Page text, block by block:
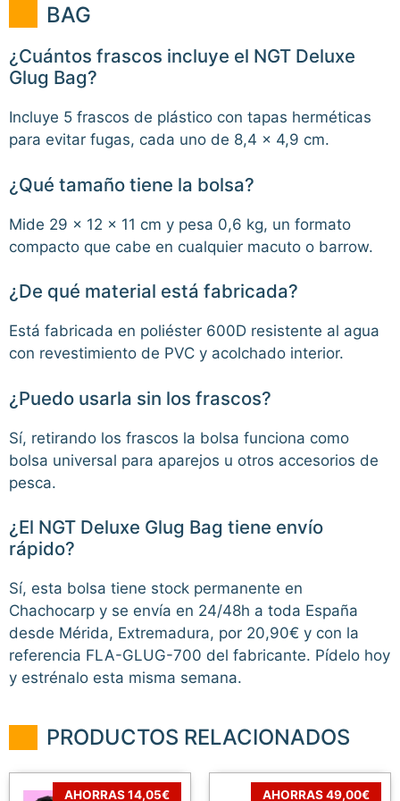
BAG
¿Cuántos frascos incluye el NGT Deluxe
Glug Bag?
Incluye 5 frascos de plástico con tapas herméticas
para evitar fugas, cada uno de 8,4 × 4,9 cm.
¿Qué tamaño tiene la bolsa?
Mide 29 × 12 × 11 cm y pesa 0,6 kg, un formato
compacto que cabe en cualquier macuto o barrow.
¿De qué material está fabricada?
Está fabricada en poliéster 600D resistente al agua
con revestimiento de PVC y acolchado interior.
¿Puedo usarla sin los frascos?
Sí, retirando los frascos la bolsa funciona como
bolsa universal para aparejos u otros accesorios de
pesca.
¿El NGT Deluxe Glug Bag tiene envío
rápido?
Sí, esta bolsa tiene stock permanente en
Chachocarp y se envía en 24/48h a toda España
desde Mérida, Extremadura, por 20,90€ y con la
referencia FLA-GLUG-700 del fabricante. Pídelo hoy
y estrénalo esta misma semana.
PRODUCTOS RELACIONADOS
AHORRAS 14,05€ AHORRAS 49,00€